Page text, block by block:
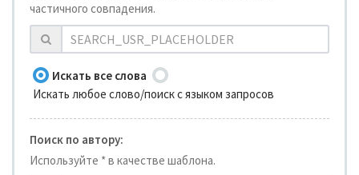
частичного совпадения.
Искать все слова
Искать любое слово/поиск с языком запросов
Поиск по автору:
Используйте * в качестве шаблона.